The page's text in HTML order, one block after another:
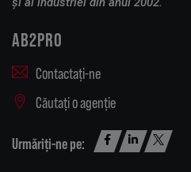
AB2PRO
Contactați-ne
Căutați o agenție
Urmăriți-ne pe: